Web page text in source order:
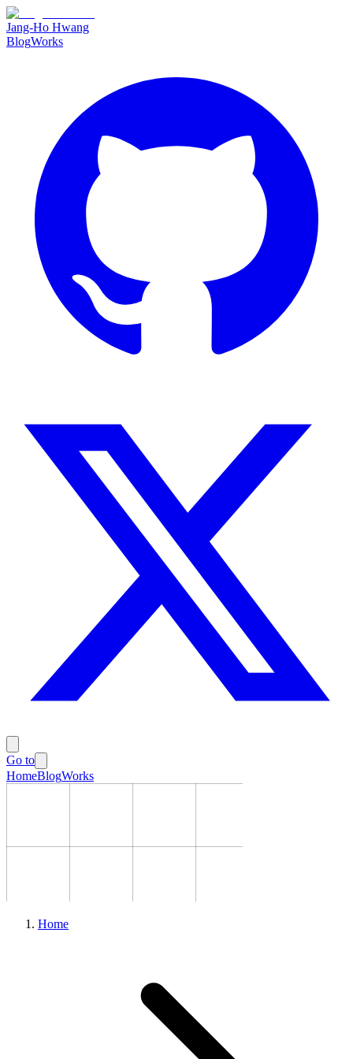
Jang-Ho Hwang
BlogWorks
Go to
HomeBlogWorks
Home